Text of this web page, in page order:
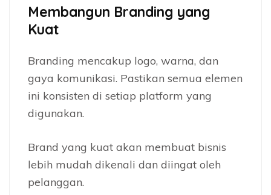
Membangun Branding yang
Kuat
Branding mencakup logo, warna, dan
gaya komunikasi. Pastikan semua elemen
ini konsisten di setiap platform yang
digunakan.
Brand yang kuat akan membuat bisnis
lebih mudah dikenali dan diingat oleh
pelanggan.